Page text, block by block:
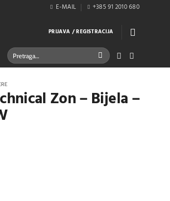
E-MAIL +385 91 2010 680
PRIJAVA / REGISTRACIJA
Pretraži:
Zon – Bijela –